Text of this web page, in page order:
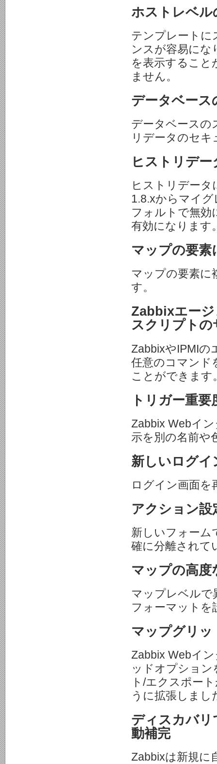
ホストレベル
テンプレートに
ンスが容易に
を表示すること
ません。
データベース
データベースの
リデータのセ
ヒストリデ
ヒストリデータ
1.8.xからマイ
フォルトで無効
有効になります
マップの要素
マップの要素に
す。
Zabbixエー
スクリプトの
ZabbixやIPMIの
任意のコマンド
ことができます
トリガー重
Zabbix Webイ
示を別の名前や
新しいログイ
ログイン画面を
アクション設
新しいフォーム
確に分離されて
マップの高度
マップレベルで
フォーマットを
マップグリ
Zabbix Webイ
ッドオプショ
ト/エクスポー
うに拡張しまし
ディスカバリ
動補完
Zabbixは新規に